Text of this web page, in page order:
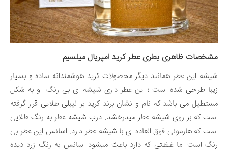
مشخصات ظاهری بطری عطر کرید امپریال میلسیم
شیشه این عطر همانند دیگر محصولات کرید هوشمندانه ساده و بسیار
زیبا طراحی شده است ؛ این عطر داری شیشه ای بی رنگ و به شکل
مستطیل می باشد که نام و نشان برند کرید بر لیبلی طلایی قرار گرفته
است که بر روی شیشه عطر میدرخشد. درب شیشه عطر به رنگ طلایی
است که هارمونی فوق العاده ای با شیشه عطر دارد. اسانس این عطر بی
رنگ است اما غلظتی که دارد باعث میشود اسانس به رنگ زرد دیده